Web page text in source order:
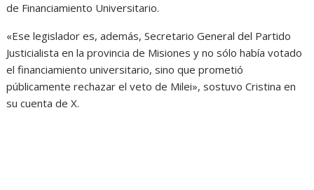
de Financiamiento Universitario.
«Ese legislador es, además, Secretario General del Partido
Justicialista en la provincia de Misiones y no sólo había votado
el financiamiento universitario, sino que prometió
públicamente rechazar el veto de Milei», sostuvo Cristina en
su cuenta de X.